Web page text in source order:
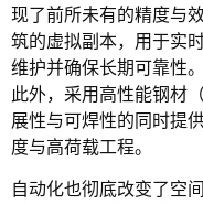
现了前所未有的精度与
筑的虚拟副本，用于实
维护并确保长期可靠性。
此外，采用高性能钢材
展性与可焊性的同时提
度与高荷载工程。
自动化也彻底改变了空